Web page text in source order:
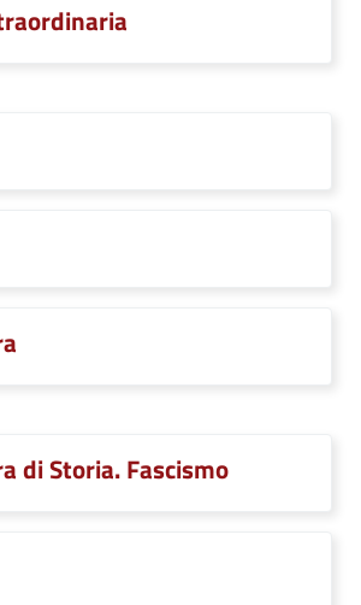
di Storia. Fascismo